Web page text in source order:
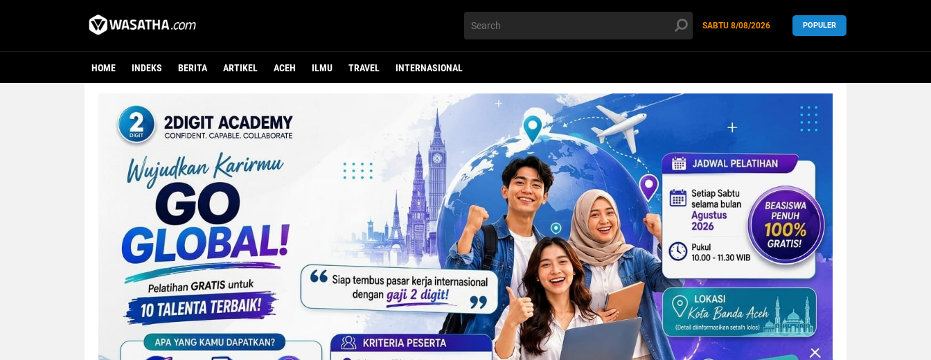
SABTU 8/08/2026 POPULER
HOME INDEKS BERITA ARTIKEL ACEH ILMU TRAVEL INTERNASIONAL